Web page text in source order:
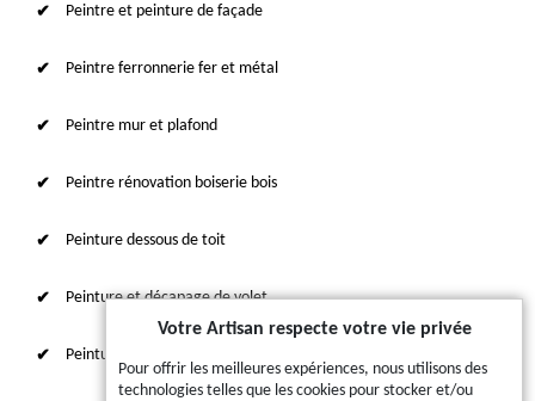
Peintre et peinture de façade
Peintre ferronnerie fer et métal
Peintre mur et plafond
Peintre rénovation boiserie bois
Peinture dessous de toit
Peinture et décapage de volet
Peinture sur tuile et toiture
Votre Artisan respecte votre vie privée
Pour offrir les meilleures expériences, nous utilisons des
technologies telles que les cookies pour stocker et/ou